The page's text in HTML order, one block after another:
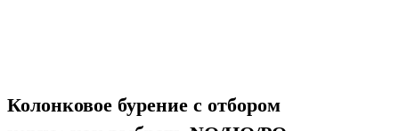
Колонковое бурение с отбором